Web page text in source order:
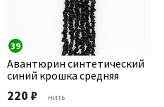
39
Авантюрин синтетический
синий крошка средняя
220 ₽ нить